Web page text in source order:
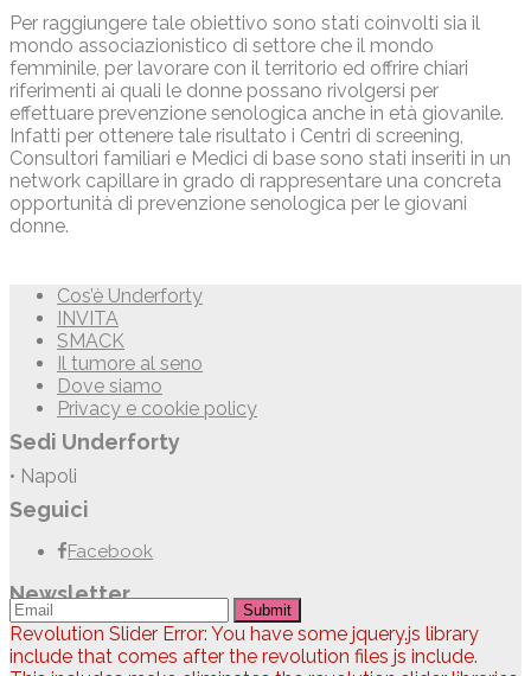
Per raggiungere tale obiettivo sono stati coinvolti sia il
mondo associazionistico di settore che il mondo
femminile, per lavorare con il territorio ed offrire chiari
riferimenti ai quali le donne possano rivolgersi per
effettuare prevenzione senologica anche in età giovanile.
Infatti per ottenere tale risultato i Centri di screening,
Consultori familiari e Medici di base sono stati inseriti in un
network capillare in grado di rappresentare una concreta
opportunità di prevenzione senologica per le giovani
donne.
Cos’è Underforty
INVITA
SMACK
Il tumore al seno
Dove siamo
Privacy e cookie policy
Sedi Underforty
• Napoli
Seguici
Facebook
Newsletter
Submit
Revolution Slider Error: You have some jquery.js library
include that comes after the revolution files js include.